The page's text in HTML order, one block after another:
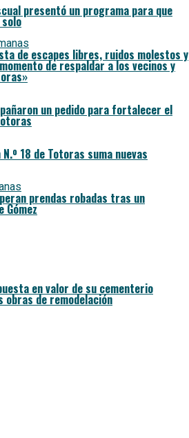
presentó un programa para que
de escapes libres, ruidos molestos y
de respaldar a los vecinos y
un pedido para fortalecer el
18 de Totoras suma nuevas
prendas robadas tras un
Gómez
en valor de su cementerio
obras de remodelación